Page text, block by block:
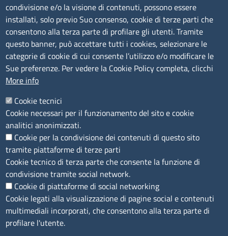
Albo Online
Amministrazione trasparente
Bandi e concorsi
Segnalazioni Whistleblowing
Accessibilità
IBAN e pagamenti informatici
Informative privacy e cookie
Verifiche PA
Attuazione misure PNRR
Modulistica
SEGUICI SU
condivisione e/o la visione di contenuti, possono essere
installati, solo previo Suo consenso, cookie di terze parti che
consentono alla terza parte di profilare gli utenti. Tramite
questo banner, può accettare tutti i cookies, selezionare le
categorie di cookie di cui consente l’utilizzo e/o modificare le
Sue preferenze. Per vedere la Cookie Policy completa, clicchi
More info
Cookie tecnici
Cookie necessari per il funzionamento del sito e cookie
analitici anonimizzati.
Cookie per la condivisione dei contenuti di questo sito
tramite piattaforme di terze parti
Cookie tecnico di terza parte che consente la funzione di
condivisione tramite social network.
Cookie di piattaforme di social networking
Cookie legati alla visualizzazione di pagine social e contenuti
multimediali incorporati, che consentono alla terza parte di
profilare l'utente.